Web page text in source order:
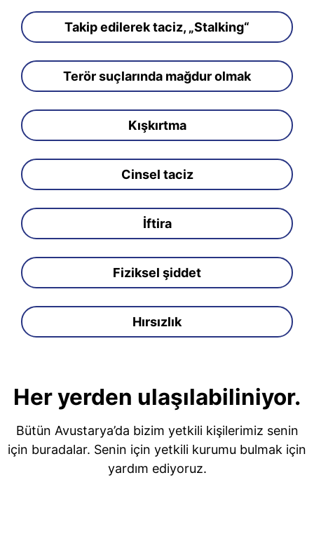
Takip edilerek taciz, „Stalking“
Terör suçlarında mağdur olmak
Kışkırtma
Cinsel taciz
İftira
Fiziksel şiddet
Hırsızlık
Her yerden ulaşılabiliniyor.
Bütün Avustarya’da bizim yetkili kişilerimiz senin
için buradalar. Senin için yetkili kurumu bulmak için
yardım ediyoruz.